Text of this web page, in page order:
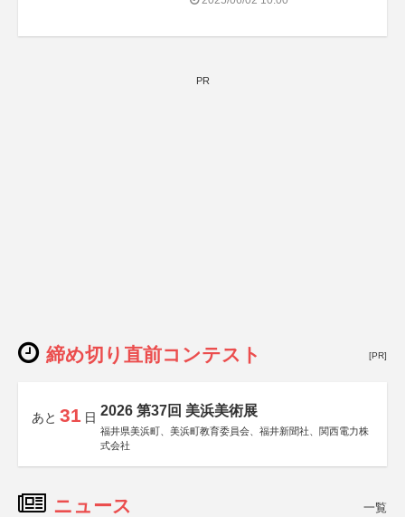
PR
締め切り直前コンテスト [PR]
あと 31 日 2026 第37回 美浜美術展
福井県美浜町、美浜町教育委員会、福井新聞社、関西電力株
式会社
ニュース 一覧